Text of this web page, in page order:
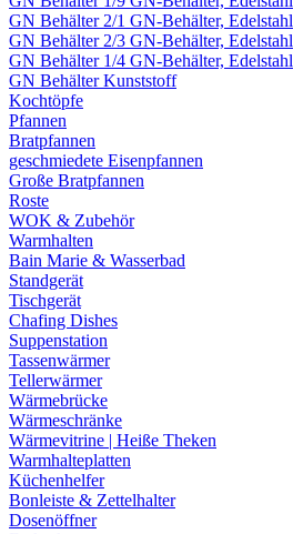
GN Behälter 2/1 GN-Behälter, Edelstahl
GN Behälter 2/3 GN-Behälter, Edelstahl
GN Behälter 1/4 GN-Behälter, Edelstahl
GN Behälter Kunststoff
Kochtöpfe
Pfannen
Bratpfannen
geschmiedete Eisenpfannen
Große Bratpfannen
Roste
WOK & Zubehör
Warmhalten
Bain Marie & Wasserbad
Standgerät
Tischgerät
Chafing Dishes
Suppenstation
Tassenwärmer
Tellerwärmer
Wärmebrücke
Wärmeschränke
Wärmevitrine | Heiße Theken
Warmhalteplatten
Küchenhelfer
Bonleiste & Zettelhalter
Dosenöffner